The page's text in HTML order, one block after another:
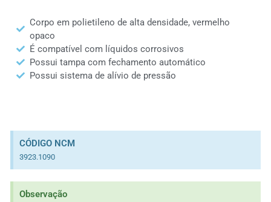
Corpo em polietileno de alta densidade, vermelho
opaco
É compatível com líquidos corrosivos
Possui tampa com fechamento automático
Possui sistema de alívio de pressão
CÓDIGO NCM
3923.1090
Observação